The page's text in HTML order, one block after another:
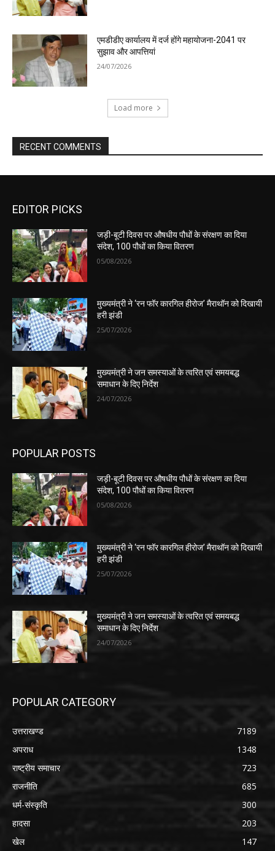
एमडीडीए कार्यालय में दर्ज होंगे महायोजना-2041 पर
सुझाव और आपत्तियां
24/07/2026
Load more
RECENT COMMENTS
EDITOR PICKS
जड़ी-बूटी दिवस पर औषधीय पौधों के संरक्षण का दिया
संदेश, 100 पौधों का किया वितरण
05/08/2026
मुख्यमंत्री ने ‘रन फॉर कारगिल हीरोज’ मैराथॉन को दिखायी
हरी झंडी
25/07/2026
मुख्यमंत्री ने जन समस्याओं के त्वरित एवं समयबद्ध
समाधान के दिए निर्देश
24/07/2026
POPULAR POSTS
जड़ी-बूटी दिवस पर औषधीय पौधों के संरक्षण का दिया
संदेश, 100 पौधों का किया वितरण
05/08/2026
मुख्यमंत्री ने ‘रन फॉर कारगिल हीरोज’ मैराथॉन को दिखायी
हरी झंडी
25/07/2026
मुख्यमंत्री ने जन समस्याओं के त्वरित एवं समयबद्ध
समाधान के दिए निर्देश
24/07/2026
POPULAR CATEGORY
उत्तराखण्ड
7189
अपराध
1348
राष्ट्रीय समाचार
723
राजनीति
685
धर्म-संस्कृति
300
हादसा
203
खेल
147